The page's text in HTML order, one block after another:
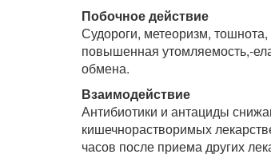
Побочное действие
Судороги, метеоризм,
повышенная утомляемость,-
обмена.
Взаимодействие
Антибиотики и антациды
кишечнорастворимых
часов после приема других